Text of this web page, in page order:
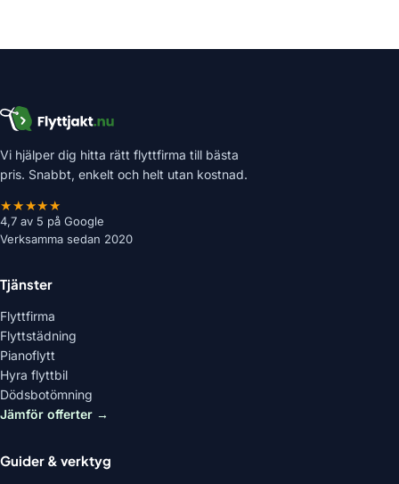
Vi hjälper dig hitta rätt flyttfirma till bästa
pris. Snabbt, enkelt och helt utan kostnad.
★★★★★
4,7 av 5 på Google
Verksamma sedan 2020
Tjänster
Flyttfirma
Flyttstädning
Pianoflytt
Hyra flyttbil
Dödsbotömning
Jämför offerter →
Guider & verktyg